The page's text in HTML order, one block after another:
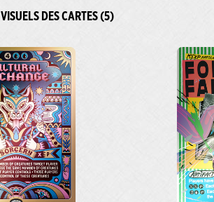
VISUELS DES CARTES (5)